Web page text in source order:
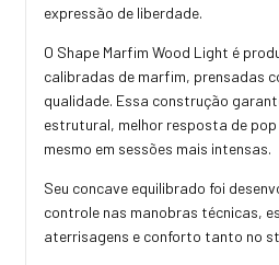
expressão de liberdade.
O Shape Marfim Wood Light é
calibradas de marfim, prensadas
qualidade. Essa construção
estrutural, melhor resposta de
mesmo em sessões mais intensas.
Seu concave equilibrado foi
controle nas manobras técnicas,
aterrisagens e conforto tanto no